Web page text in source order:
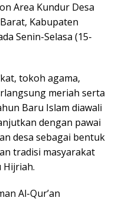
Area Kundur Desa
Kabupaten
Senin-Selasa (15-
tokoh agama,
meriah serta
Baru Islam diawali
dengan pawai
desa sebagai bentuk
tradisi masyarakat
Hijriah.
Al-Qur’an